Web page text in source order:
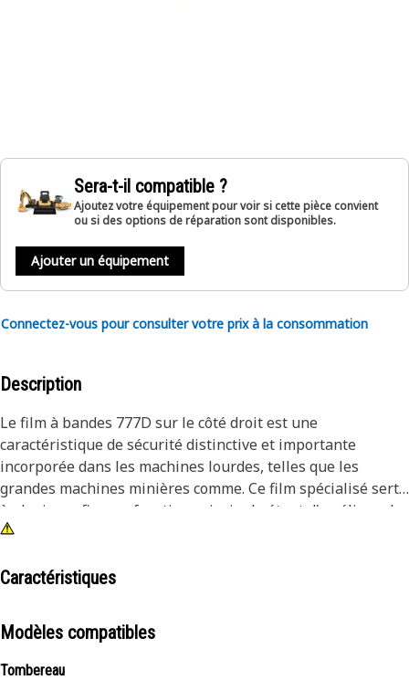
Sera-t-il compatible ?
Ajoutez votre équipement pour voir si cette pièce convient
ou si des options de réparation sont disponibles.
Ajouter un équipement
Connectez-vous pour consulter votre prix à la consommation
Description
Le film à bandes 777D sur le côté droit est une
caractéristique de sécurité distinctive et importante
incorporée dans les machines lourdes, telles que les
grandes machines minières comme. Ce film spécialisé sert
à plusieurs fins, sa fonction principale étant d'améliorer la
visibilité et de faciliter l'identification rapide des
• Assurer une visibilité durable.
• Durable et résistant à la décoloration, à la fissuration et à
l'écaillage.
Caractéristiques
Modèles compatibles
Tombereau